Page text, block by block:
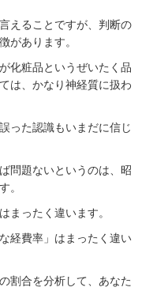
えることですが、判断の
があります。
化粧品というぜいたく品
は、かなり神経質に扱わ
った認識もいまだに信じ
問題ないというのは、昭
。
まったく違います。
経費率」はまったく違い
割合を分析して、あなた